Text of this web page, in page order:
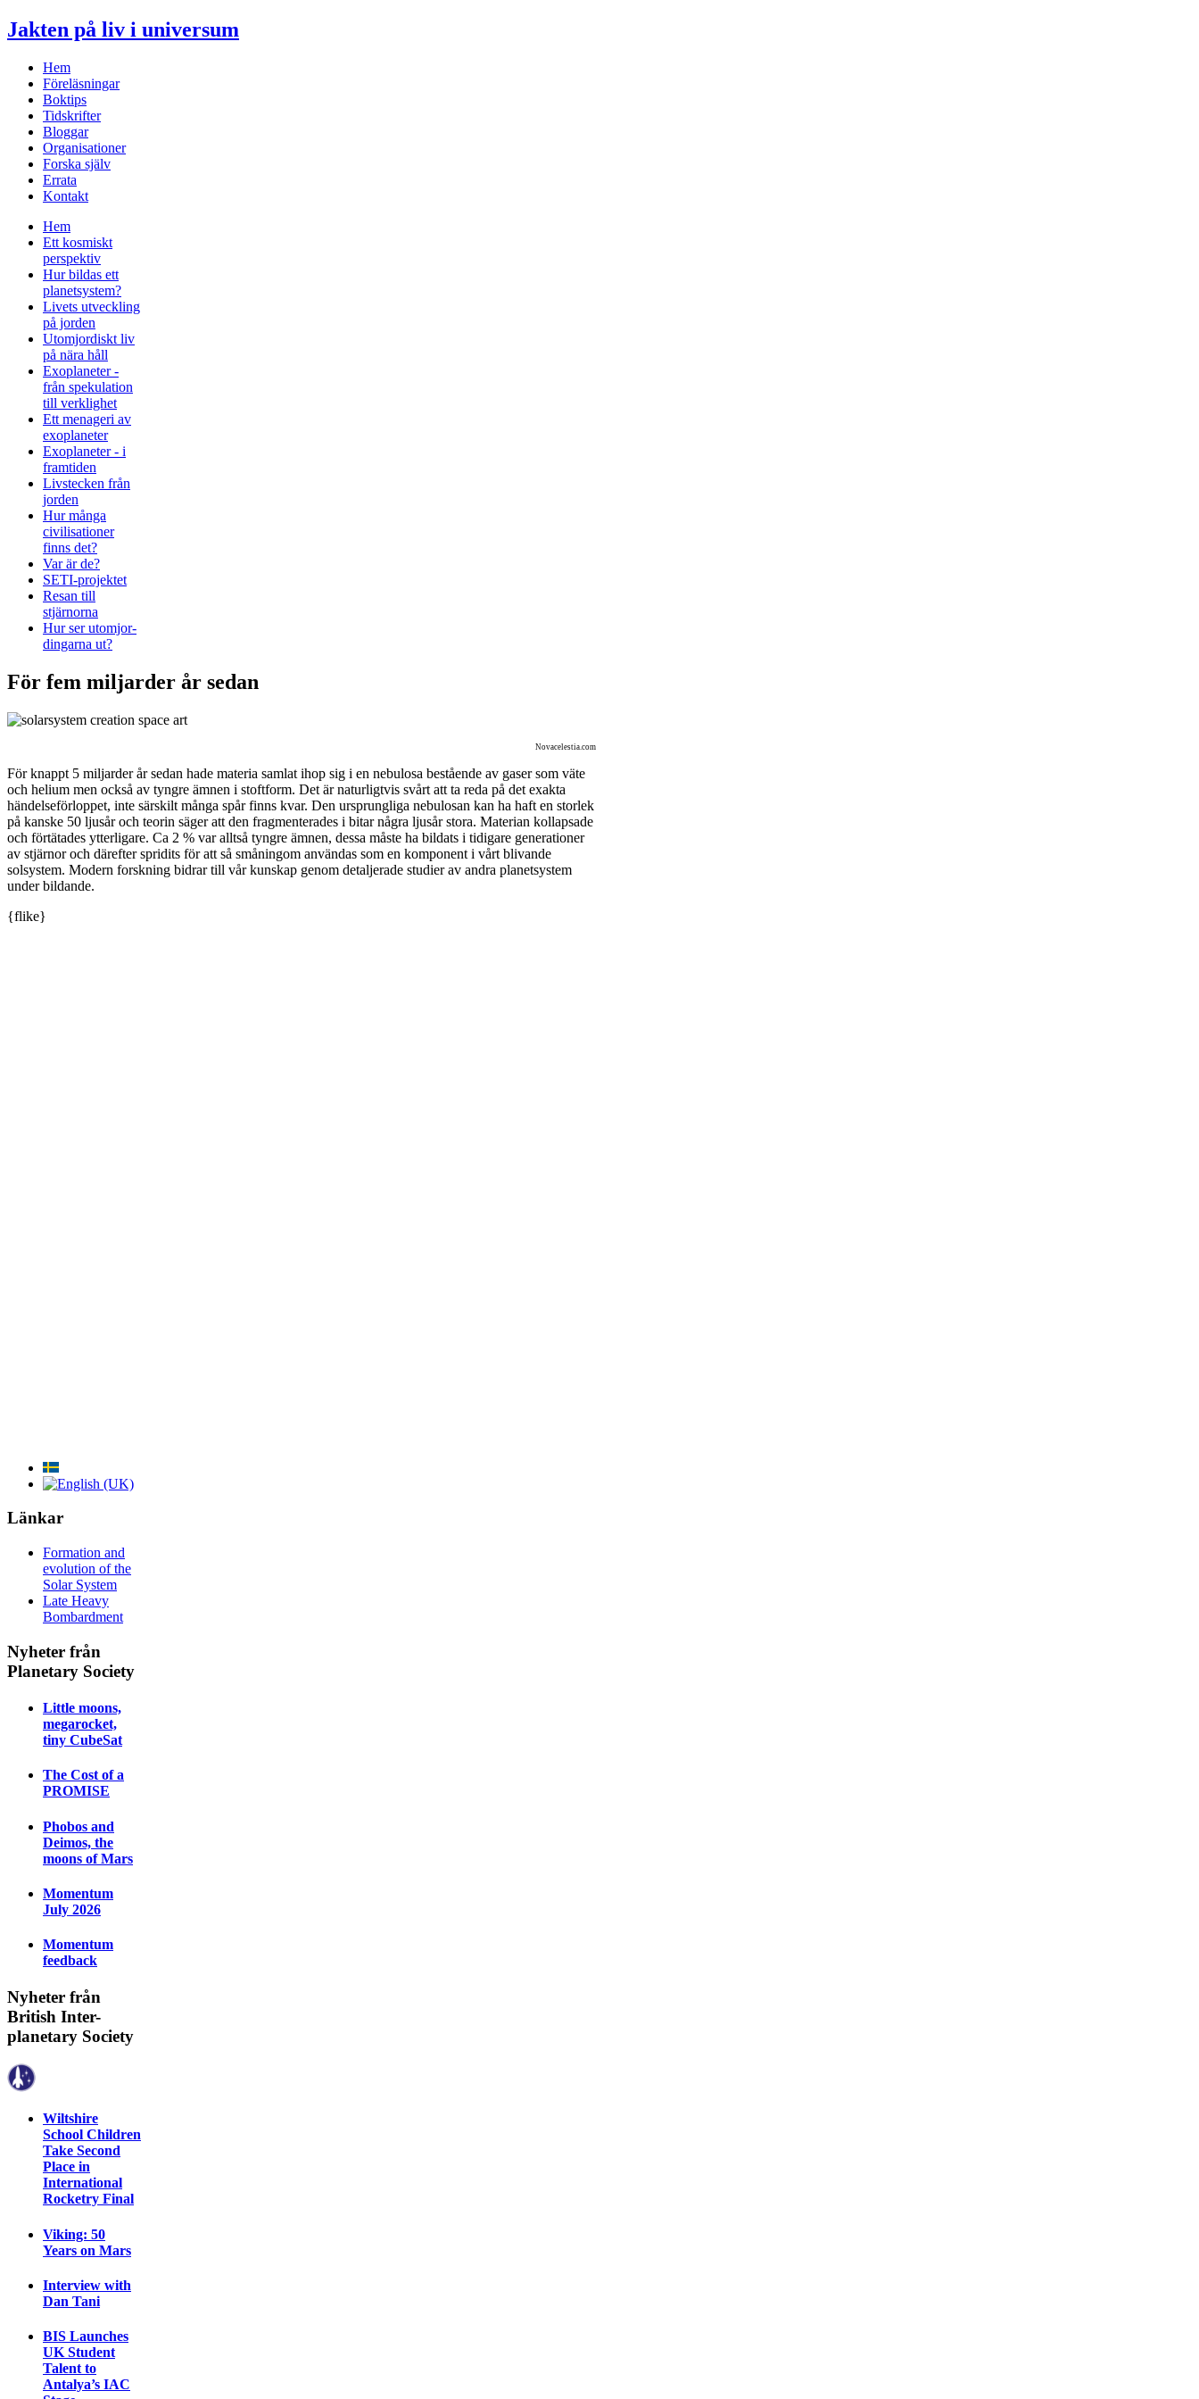
Jakten på liv i universum
Hem
Föreläsningar
Boktips
Tidskrifter
Bloggar
Organisationer
Forska själv
Errata
Kontakt
Hem
Ett kosmiskt
perspektiv
Hur bildas ett
planetsystem?
Livets utveckling
på jorden
Utomjordiskt liv
på nära håll
Exoplaneter -
från spekulation
till verklighet
Ett menageri av
exoplaneter
Exoplaneter - i
framtiden
Livstecken från
jorden
Hur många
civilisationer
finns det?
Var är de?
SETI-projektet
Resan till
stjärnorna
Hur ser utomjor-
dingarna ut?
För fem miljarder år sedan
Novacelestia.com
För knappt 5 miljarder år sedan hade materia samlat ihop sig i en nebulosa bestående av gaser som väte
och helium men också av tyngre ämnen i stoftform. Det är naturligtvis svårt att ta reda på det exakta
händelseförloppet, inte särskilt många spår finns kvar. Den ursprungliga nebulosan kan ha haft en storlek
på kanske 50 ljusår och teorin säger att den fragmenterades i bitar några ljusår stora. Materian kollapsade
och förtätades ytterligare. Ca 2 % var alltså tyngre ämnen, dessa måste ha bildats i tidigare generationer
av stjärnor och därefter spridits för att så småningom användas som en komponent i vårt blivande
solsystem. Modern forskning bidrar till vår kunskap genom detaljerade studier av andra planetsystem
under bildande.
{flike}
Länkar
Formation and
evolution of the
Solar System
Late Heavy
Bombardment
Nyheter från
Planetary Society
Little moons,
megarocket,
tiny CubeSat
The Cost of a
PROMISE
Phobos and
Deimos, the
moons of Mars
Momentum
July 2026
Momentum
feedback
Nyheter från
British Inter-
planetary Society
Wiltshire
School Children
Take Second
Place in
International
Rocketry Final
Viking: 50
Years on Mars
Interview with
Dan Tani
BIS Launches
UK Student
Talent to
Antalya’s IAC